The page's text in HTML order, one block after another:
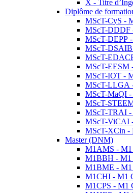
X - Titre
Diplôme de
MScT-CyS -
MScT-DDDF
MScT-DEPP
MScT-DSAIB
MScT-
MScT-EESM
MScT-IOT -
MScT-LLGA
MScT-MaQI -
MScT-
MScT-TRAI -
MScT-ViCAI
MScT-XCin -
Master (DNM)
M1AMS - M1
M1BBH - M1
M1BME - M1
M1CHI - M1
M1CPS - M1